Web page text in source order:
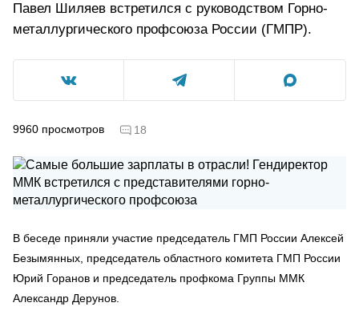
Павел Шиляев встретился с руководством Горно-
металлургического профсоюза России (ГМПР).
9960 просмотров 18
В беседе приняли участие председатель ГМП России Алексей
Безымянных, председатель областного комитета ГМП России
Юрий Горанов и председатель профкома Группы ММК
Александр Дерунов.